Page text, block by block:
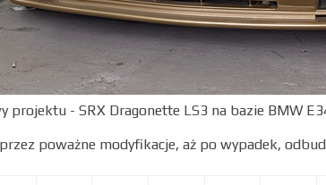
- SRX Dragonette LS3 na bazie BMW
poważne modyfikacje, aż po wypadek,